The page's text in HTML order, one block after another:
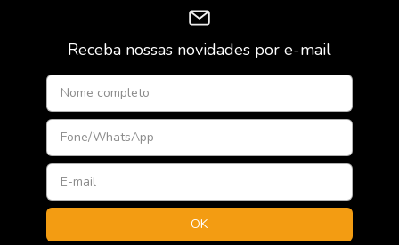
Receba nossas novidades por e-mail